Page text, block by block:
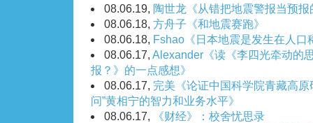
08.06.19, 陶世龙《从错把地震警报当预
08.06.18, 方舟子《和地震赛跑》
08.06.18, Fshao《日本地震是发生在人口
08.06.17, Alexander《读《李四光牵动的
报？》的一点感想》
08.06.17, 完美《论证中国科学院青藏高
问”黄相宁的智力和业务水平》
08.06.17,
《财经》：校舍忧思录